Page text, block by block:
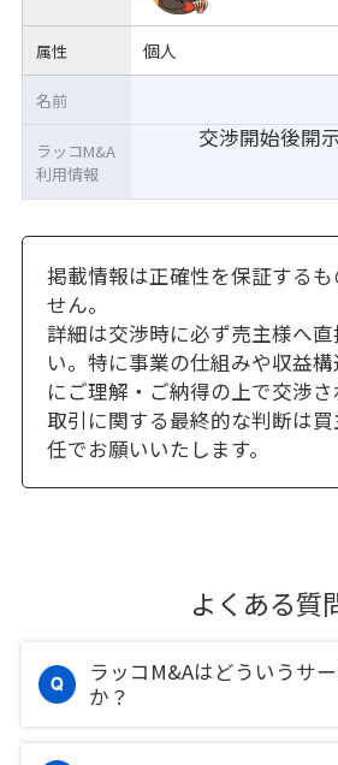
属性 個人
交渉開始後開
名前
ラッコM&A
利用情報
掲載情報は正確性を保証する
せん。
詳細は交渉時に必ず売主様へ
い。特に事業の仕組みや収益
にご理解・ご納得の上で交渉さ
取引に関する最終的な判断は
任でお願いいたします。
よくある質
ラッコM&Aはどういうサ
か？